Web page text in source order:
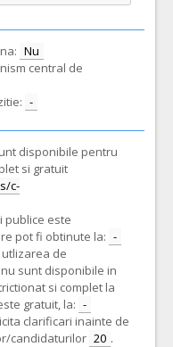
Nu
central de
-
disponibile pentru
si gratuit
c-
publice este
pot fi obtinute la: -
de
sunt disponibile in
si complet la
gratuit, la: -
clarificari inainte de
candidaturilor 20 .